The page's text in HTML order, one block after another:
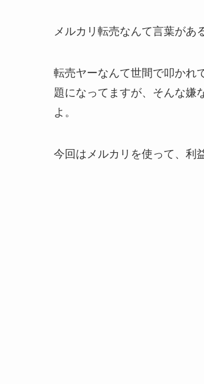
メルカリ転売なんて言葉があ
転売ヤーなんて世間で叩かれ
題になってますが、そんな嫌
よ。
今回はメルカリを使って、利